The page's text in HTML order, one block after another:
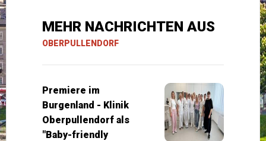
MEHR NACHRICHTEN AUS
OBERPULLENDORF
Premiere im
Burgenland - Klinik
Oberpullendorf als
"Baby-friendly